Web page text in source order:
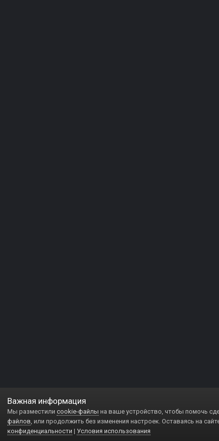
Важная информация
Мы разместили cookie-файлы на ваше устройство, чтобы помочь
файлов, или продолжить без изменения настроек. Оставаясь на
конфиденциальности | Условия использования